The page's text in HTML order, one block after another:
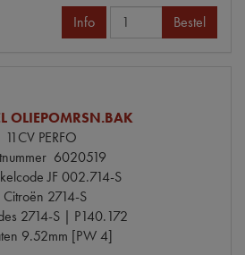
Info Bestel
OLIEPOMRSN.BAK
11CV PERFO
6020519
JF002.714-S
2714-S
2714-S | P140.172
9.52mm [PW 4]